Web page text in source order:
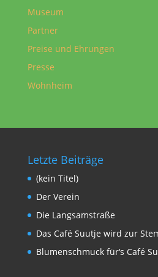
Museum
Partner
Preise und Ehrungen
Presse
Wohnheim
Letzte Beiträge
(kein Titel)
Der Verein
Die Langsamstraße
Das Café Suutje wird zur
Blumenschmuck für‘s Café